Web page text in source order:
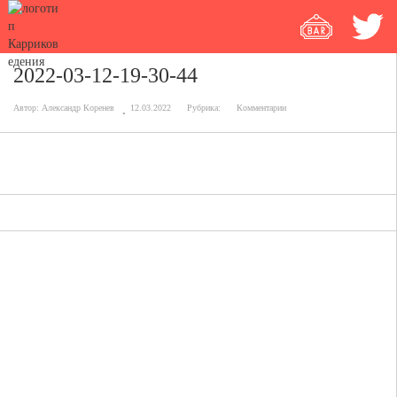
2022-03-12-19-30-44
Автор: Александр Коренев 12.03.2022 Рубрика: Комментарии